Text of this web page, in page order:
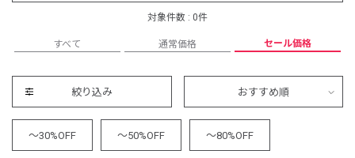
対象件数 : 0件
すべて 通常価格 セール価格
絞り込み おすすめ順
～30%OFF ～50%OFF ～80%OFF